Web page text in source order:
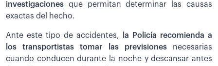
investigaciones que permitan determinar las causas
exactas del hecho.
Ante este tipo de accidentes, la Policía recomienda a
los transportistas tomar las previsiones necesarias
cuando conducen durante la noche y descansar antes